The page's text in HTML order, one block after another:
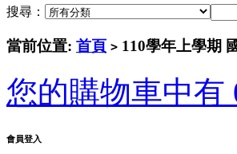
搜尋：
當前位置: 首頁 > 110學年上學期
您的購物車中有
會員登入